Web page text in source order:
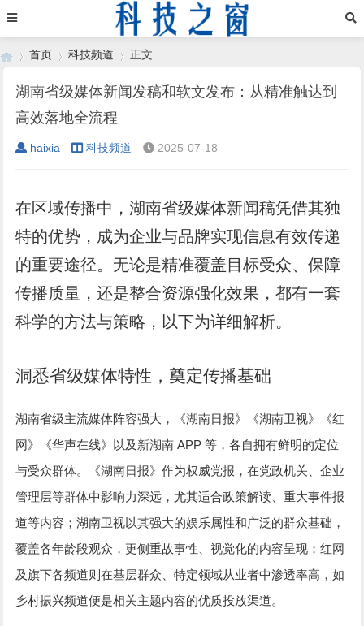
›
首页
›
科技频道
›
正文
湖南省级媒体新闻发稿和软文发布：从精准触达到
高效落地全流程
haixia 科技频道 2025-07-18
在区域传播中，湖南省级媒体新闻稿凭借其独
特的优势，成为企业与品牌实现信息有效传递
的重要途径。无论是精准覆盖目标受众、保障
传播质量，还是整合资源强化效果，都有一套
科学的方法与策略，以下为详细解析。
洞悉省级媒体特性，奠定传播基础
湖南省级主流媒体阵容强大，《湖南日报》《湖南卫视》《红
网》《华声在线》以及新湖南 APP等，各自拥有鲜明的定位
与受众群体。《湖南日报》作为权威党报，在党政机关、企业
管理层等群体中影响力深远，尤其适合政策解读、重大事件报
道等内容；湖南卫视以其强大的娱乐属性和广泛的群众基础，
覆盖各年龄段观众，更侧重故事性、视觉化的内容呈现；红网
及旗下各频道则在基层群众、特定领域从业者中渗透率高，如
乡村振兴频道便是相关主题内容的优质投放渠道。